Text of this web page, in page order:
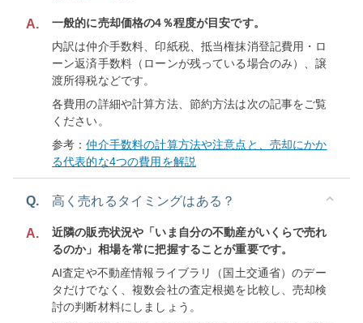
A.
一般的に売却価格の4％程度が目安です。
内訳は仲介手数料、印紙税、抵当権抹消登記費用・ロ
ーン返済手数料（ローンが残っている場合のみ）、譲
渡所得税などです。
各費用の詳細や計算方法、節約方法は次の記事をご覧
ください。
参考：仲介手数料の計算方法や注意点と、売却にかか
る代表的な4つの費用を解説
Q. 高く売れるタイミングはある？
A.
近隣の販売状況や「いま自分の不動産がいくらで売れ
るのか」相場を常に把握することが重要です。
AI査定や不動産情報ライブラリ（国土交通省）のデー
タだけでなく、複数会社の査定根拠を比較し、売却検
討の判断材料にしましょう。